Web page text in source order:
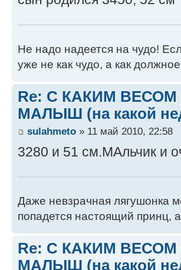
Не надо надеется на чудо!
уже не как чудо, а как
Re: С КАКИМ
МАЛЫШ (на какой
sulahmeto » 11 май 2010, 22:58
3280 и 51 см.МАльчик и
Даже невзрачная лягушонка
попадется настоящий принц,
Re: С КАКИМ
МАЛЫШ (на какой